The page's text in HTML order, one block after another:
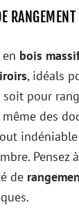
en bois
, idéals
soit pour
des
Pensez
de